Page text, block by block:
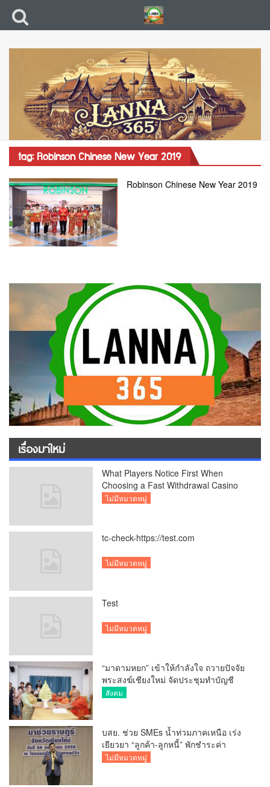
tag: Robinson Chinese New Year 2019
Robinson Chinese New Year 2019
เรื่องมาใหม่
What Players Notice First When
Choosing a Fast Withdrawal Casino
UK
ไม่มีหมวดหมู่
tc-check-https://test.com
ไม่มีหมวดหมู่
Test
ไม่มีหมวดหมู่
“มาดามหยก” เข้าให้กำลังใจ ถวายปัจจัย
พระสงฆ์เชียงใหม่ จัดประชุมทำบัญชี
รายรับรายจ่ายของวัด กว่า 300 รูป ที่วัด
สังคม
บสย. ช่วย SMEs น้ำท่วมภาคเหนือ เร่ง
เยียวยา “ลูกค้า-ลูกหนี้” พักชำระค่า
ธรรมเนียม-ค่างวด
ไม่มีหมวดหมู่